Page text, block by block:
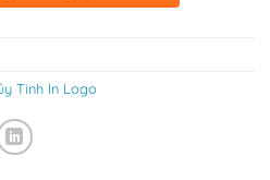
Tinh In Logo